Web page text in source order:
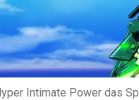
Intimate Power das